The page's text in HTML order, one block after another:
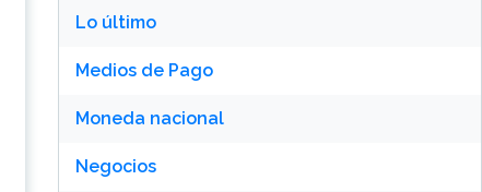
Lo último
Medios de Pago
Moneda nacional
Negocios